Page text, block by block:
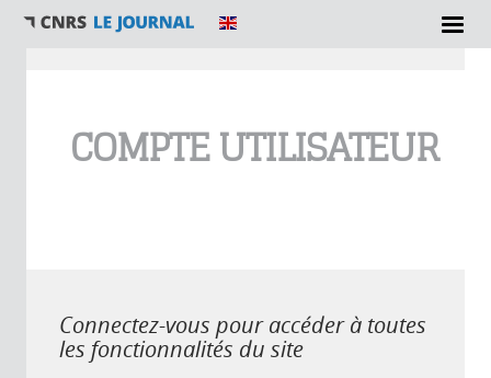
COMPTE UTILISATEUR
Connectez-vous pour accéder à toutes
les fonctionnalités du site